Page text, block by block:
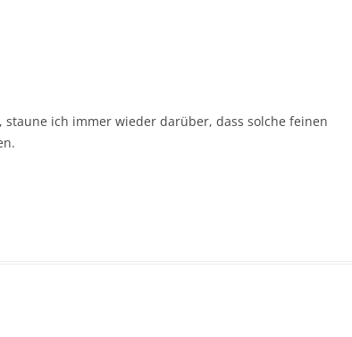
staune ich immer wieder darüber, dass solche feinen